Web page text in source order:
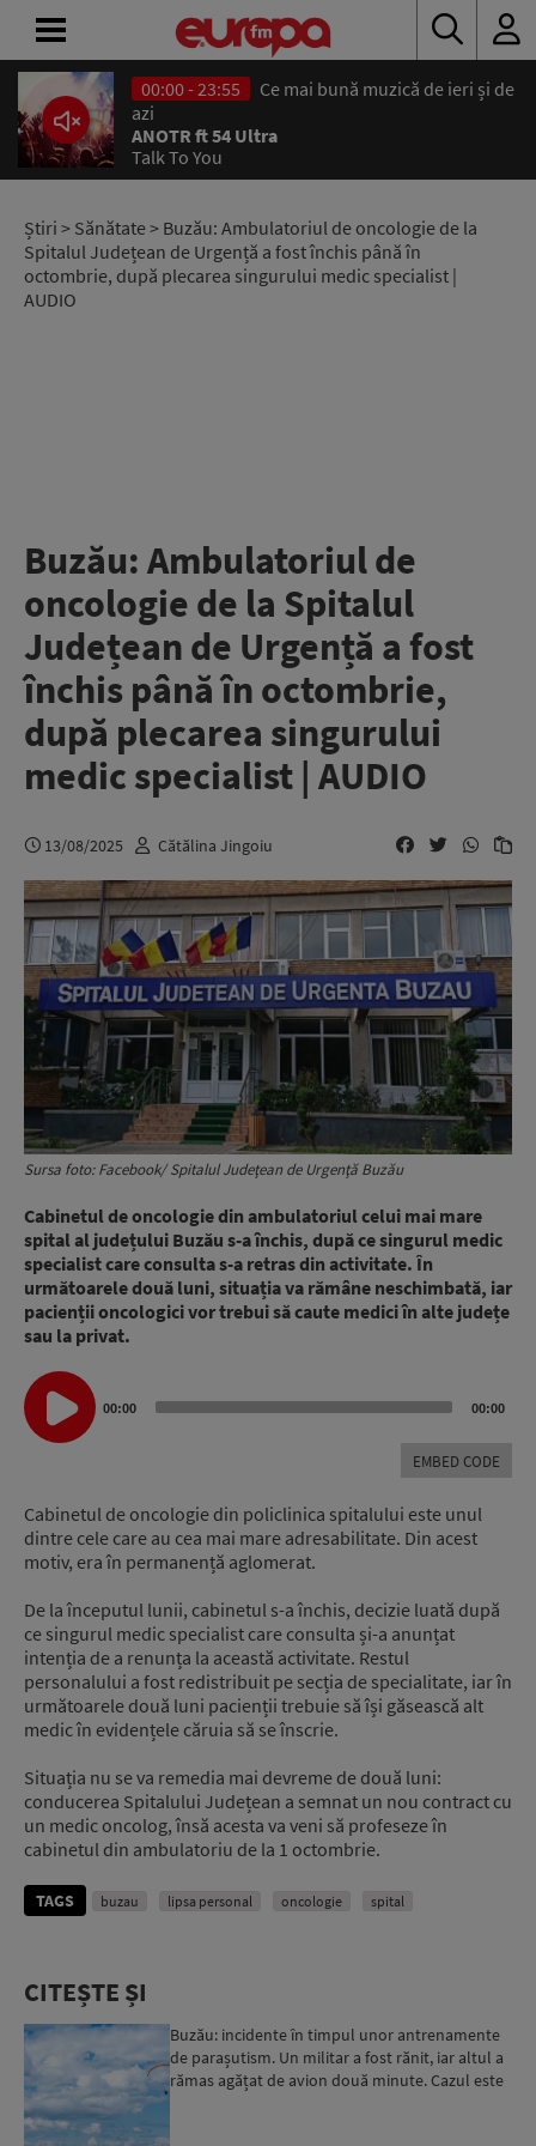
00:00 - 23:55
Ce mai bună muzică de ieri și de
azi
ANOTR ft 54 Ultra
Talk To You
Știri > Sănătate> Buzău: Ambulatoriul de oncologie de la
Spitalul Județean de Urgență a fost închis până în
octombrie, după plecarea singurului medic specialist |
AUDIO
Buzău: Ambulatoriul de
oncologie de la Spitalul
Județean de Urgență a fost
închis până în octombrie,
după plecarea singurului
medic specialist | AUDIO
13/08/2025 Cătălina Jingoiu
Sursa foto: Facebook/ Spitalul Judeţean de Urgenţă Buzău
Cabinetul de oncologie din ambulatoriul celui mai mare
spital al județului Buzău s-a închis, după ce singurul medic
specialist care consulta s-a retras din activitate. În
următoarele două luni, situația va rămâne neschimbată, iar
pacienții oncologici vor trebui să caute medici în alte județe
sau la privat.
Audio
Player
00:00 00:00
EMBED CODE
Cabinetul de oncologie din policlinica spitalului este unul
dintre cele care au cea mai mare adresabilitate. Din acest
motiv, era în permanență aglomerat.
De la începutul lunii, cabinetul s-a închis, decizie luată după
ce singurul medic specialist care consulta și-a anunțat
intenția de a renunța la această activitate. Restul
personalului a fost redistribuit pe secția de specialitate, iar în
următoarele două luni pacienții trebuie să își găsească alt
medic în evidențele căruia să se înscrie.
Situația nu se va remedia mai devreme de două luni:
conducerea Spitalului Județean a semnat un nou contract cu
un medic oncolog, însă acesta va veni să profeseze în
cabinetul din ambulatoriu de la 1 octombrie.
TAGS buzau lipsa personal oncologie spital
CITEȘTE ȘI
Buzău: incidente în timpul unor antrenamente
de parașutism. Un militar a fost rănit, iar altul a
rămas agățat de avion două minute. Cazul este
ACASĂ
ȘTIRI
RADIO
CONCURSURI